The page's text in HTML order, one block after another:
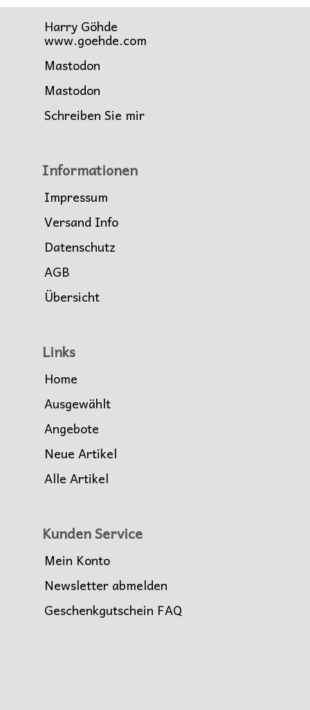
Harry Göhde
www.goehde.com
Mastodon
Mastodon
Schreiben Sie mir
Informationen
Impressum
Versand Info
Datenschutz
AGB
Übersicht
Links
Home
Ausgewählt
Angebote
Neue Artikel
Alle Artikel
Kunden Service
Mein Konto
Newsletter abmelden
Geschenkgutschein FAQ